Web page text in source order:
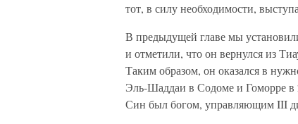
тот, в силу необходимости,
В предыдущей главе мы
и отметили, что он вернулся из
Таким образом, он оказался в
Эль-Шаддаи в Содоме и Гоморре в
Син был богом, управляющим III